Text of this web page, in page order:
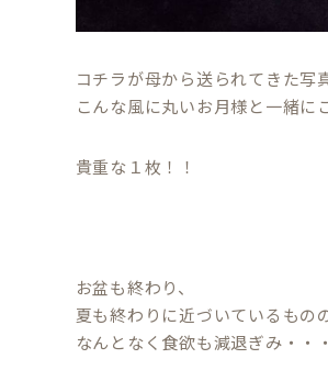
コチラが母から送られてきた写
こんな風に丸いお月様と一緒に
貴重な１枚！！
お盆も終わり、
夏も終わりに近づいているもの
なんとなく食欲も減退ぎみ・・・